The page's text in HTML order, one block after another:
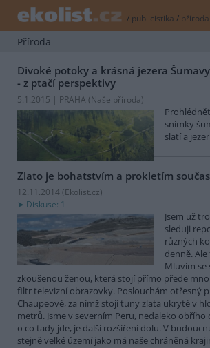
/ publicistika / příroda
Příroda
Divoké potoky a krásná jezera
- z ptačí perspektivy
5.1.2015 | PRAHA (Naše příroda)
snímky
slatí a jezer.
Zlato je bohatstvím a prokletím
12.11.2014 (Ekolist.cz)
Diskuse: 1
Jsem už
sleduji
různých
denně.
Mluvím se
zkoušenou ženou, která stojí přímo přede
filtr televizní obrazovky. Poslouchám otřesný
Chaupeové, za nímž stojí tuny zlata ukryté v
metrů. Jsme v severním Peru, nedaleko obřího
o co tady jde, je další rozšíření dolu. V
stejně velké území jako má naše chráněná